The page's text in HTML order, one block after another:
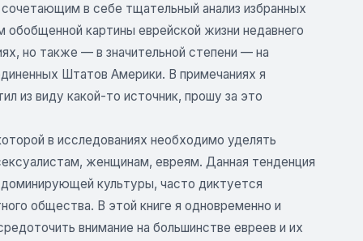
в себе тщательный анализ избранных
картины еврейской жизни недавнего
но также — в значительной степени — на
Штатов Америки. В примечаниях я
из виду какой-то источник, прошу за это
в исследованиях необходимо уделять
женщинам, евреям. Данная тенденция
культуры, часто диктуется
общества. В этой книге я одновременно и
внимание на большинстве евреев и их